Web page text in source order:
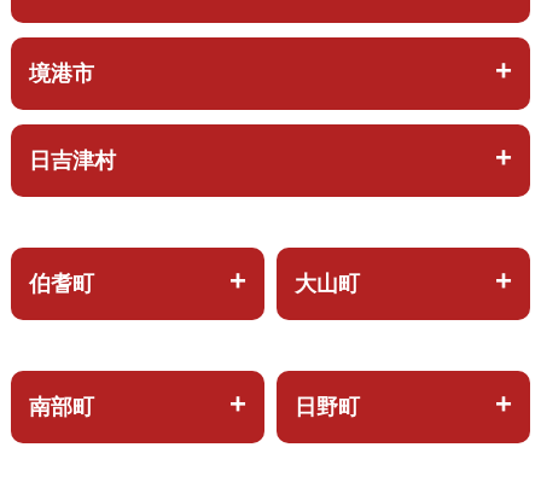
境港市
日吉津村
伯耆町 大山町
南部町 日野町